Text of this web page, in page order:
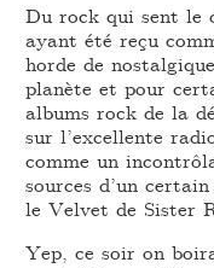
Du rock qui sent le
ayant été reçu
horde de
planète et pour
albums rock de la
sur l’excellente
comme un
sources d’un
le Velvet de Sister
Yep, ce soir on